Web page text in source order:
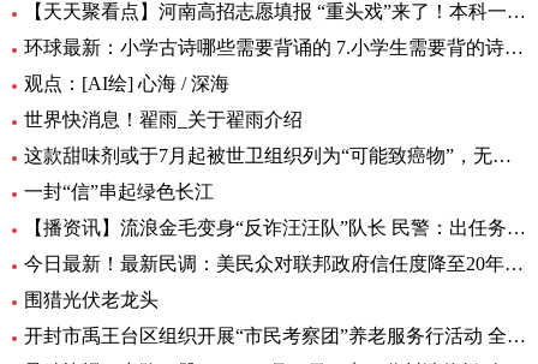
【天天聚看点】河南高招志愿填报 “重头戏”来了！本科一批、二批志愿30日起填报
环球最新：小学古诗哪些需要背诵的 7.小学生需要背的诗词有多少首
观点：[AI绘] 心海 / 深海
世界快消息！翟雨_关于翟雨介绍
这款甜味剂或于7月起被世卫组织列为“可能致癌物”，无糖可乐、口香糖中普遍有它|全球热头条
一封“信”串起绿色长江
【播资讯】流浪金毛变身“反诈汪汪队”队长 民警：出任务都要抢“档期 ”
今日最新！最新民调：美民众对联邦政府信任度降至20年来最低水平
围猎光伏老龙头
开封市禹王台区组织开展“市民考察团”养老服务行活动 全球热消息